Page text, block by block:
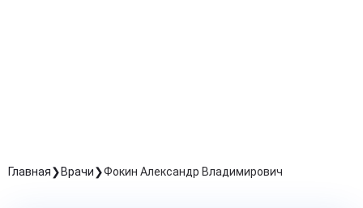
Главная Врачи Фокин Александр Владимирович